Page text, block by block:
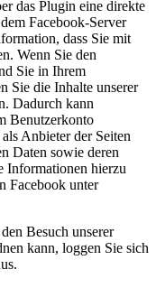
das Plugin eine direkte
Facebook-Server
dass Sie mit
Wenn Sie den
Sie in Ihrem
Sie die Inhalte unserer
Dadurch kann
Benutzerkonto
Anbieter der Seiten
Daten sowie deren
Informationen hierzu
Facebook unter
Besuch unserer
kann, loggen Sie sich